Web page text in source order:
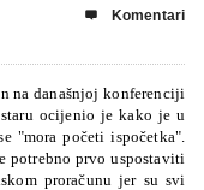
 Komentari
na današnjoj konferenciji
ocijenio je kako je u
"mora početi ispočetka".
potrebno prvo uspostaviti
proračunu jer su svi